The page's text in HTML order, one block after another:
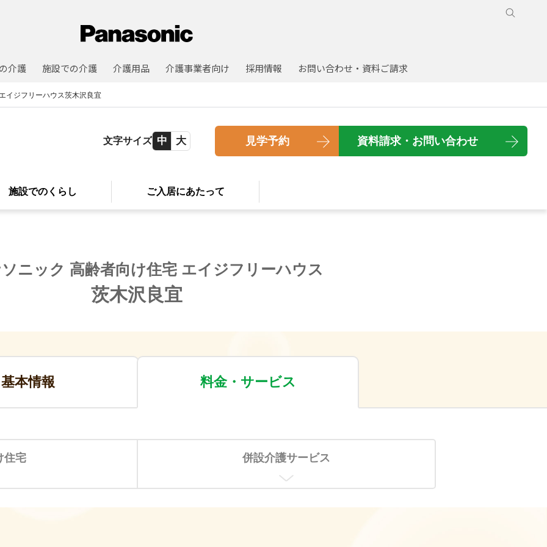
介護 施設での介護 介護用品 介護事業者向け 採用情報 お問い合わせ・資料ご請求
イジフリーハウス茨木沢良宜
文字サイズ 中 大 見学予約 資料請求 ・ お問い合わせ
施設でのくらし ご入居にあたって
ニック 高齢者向け住宅 エイジフリーハウス
茨木沢良宜
基本情報 料金・サービス
住宅 併設介護サービス